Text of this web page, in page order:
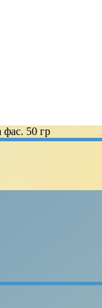
50 гр